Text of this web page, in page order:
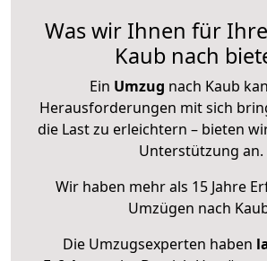
Was wir Ihnen für
Kaub nach
Ein Umzug nach Kaub
Herausforderungen mit sich
die Last zu erleichtern – bieten
Unterstützung an.
Wir haben mehr als 15 Jahre
Umzügen nach
Die Umzugsexperten haben